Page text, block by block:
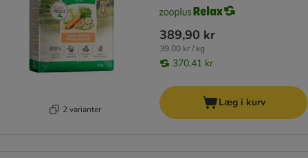
2 varianter
389,90 kr
39,00 kr / kg
370,41 kr
Læg i kurv